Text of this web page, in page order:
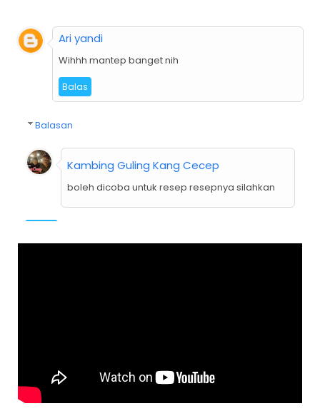
Ari yandi
Wihhh mantep banget nih
Balas
Balasan
Kambing Guling Kang Cecep
boleh dicoba untuk resep resepnya silahkan
Balasan